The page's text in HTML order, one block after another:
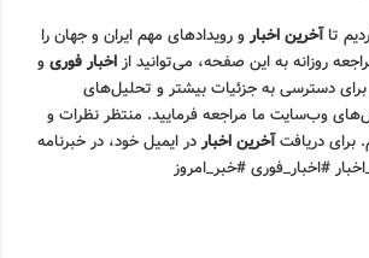
تاآخرین اخبارو رویدادهای مهم ایران و جهان را
روزانه به این صفحه، می‌توانید ازاخبار فوریو
دسترسی به جزئیات بیشتر و تحلیل‌های
وب‌سایت ما مراجعه فرمایید. منتظر نظرات و
برای دریافتآخرین اخباردر ایمیل خود، در خبرنامه
#اخبار_فوری #خبر_امروز